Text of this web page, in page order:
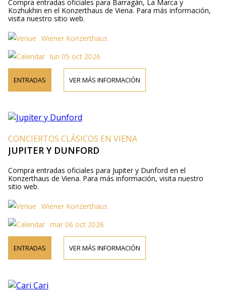
Compra entradas oficiales para Barragán, La Marca y
Kozhukhin en el Konzerthaus de Viena. Para más información,
visita nuestro sitio web.
Wiener Konzerthaus
lun 05 oct 2026
ENTRADAS VER MÁS INFORMACIÓN
CONCIERTOS CLÁSICOS EN VIENA
JUPITER Y DUNFORD
Compra entradas oficiales para Jupiter y Dunford en el
Konzerthaus de Viena. Para más información, visita nuestro
sitio web.
Wiener Konzerthaus
mar 06 oct 2026
ENTRADAS VER MÁS INFORMACIÓN